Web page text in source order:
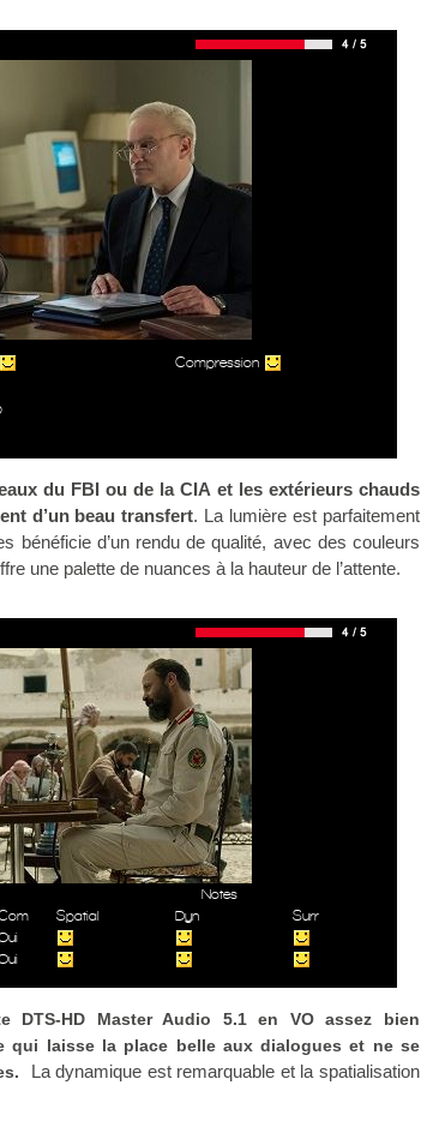
Compression
du FBI ou de la CIA et les extérieurs chauds
d’un beau transfert. La lumière est parfaitement
bénéficie d’un rendu de qualité, avec des couleurs
une palette de nuances à la hauteur de l’attente.
Notes
Spatial Dyn
Surr
DTS-HD Master Audio 5.1 en VO assez bien
qui laisse la place belle aux dialogues et ne se
La dynamique est remarquable et la spatialisation